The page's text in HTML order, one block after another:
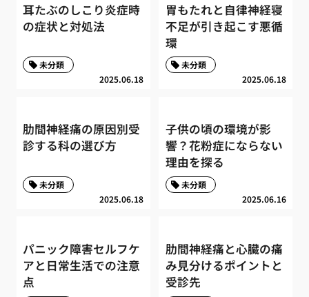
耳たぶのしこり炎症時
の症状と対処法
2025.06.18
未分類
胃もたれと自律神経寝
不足が引き起こす悪循
環
2025.06.18
未分類
肋間神経痛の原因別受
診する科の選び方
2025.06.18
未分類
子供の頃の環境が影
響？花粉症にならない
理由を探る
2025.06.16
未分類
パニック障害セルフケ
アと日常生活での注意
点
肋間神経痛と心臓の痛
み見分けるポイントと
受診先